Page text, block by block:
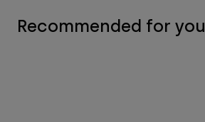
Recommended for you